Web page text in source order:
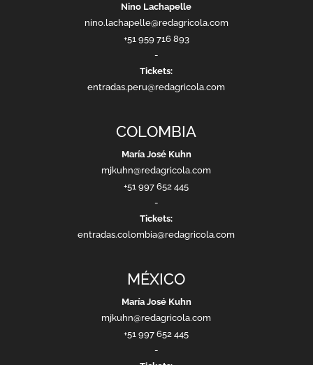
Nino Lachapelle
nino.lachapelle@redagricola.com
+51 959 716 893
-
Tickets:
entradas.peru@redagricola.com
COLOMBIA
María José Kuhn
mjkuhn@redagricola.com
+51 997 652 445
-
Tickets:
entradas.colombia@redagricola.com
MÉXICO
María José Kuhn
mjkuhn@redagricola.com
+51 997 652 445
-